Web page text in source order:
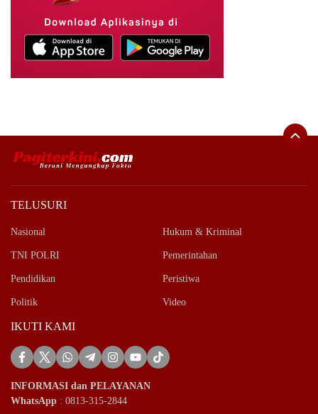
TELUSURI
Nasional Hukum & Kriminal
TNI POLRI Pemerintahan
Pendidikan Peristiwa
Politik Video
IKUTI KAMI
INFORMASI dan PELAYANAN
WhatsApp : 0813-315-2844